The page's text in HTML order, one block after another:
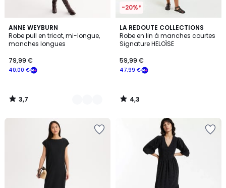
ANNE WEYBURN
Robe pull en tricot, mi-longue,
manches longues
40,00 €
79,99 €
3,7
/ 5
2
Couleurs
3,7
/
-20%*
LA REDOUTE COLLECTIONS
Robe en lin à manches courtes
Signature HELOÏSE
47,99 €
59,99 €
4,3
/ 5
4,3
/